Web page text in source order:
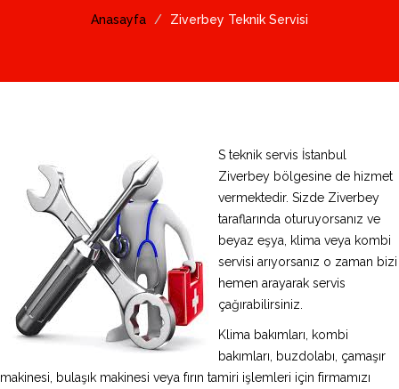
Anasayfa Ziverbey Teknik Servisi
S teknik servis İstanbul
Ziverbey bölgesine de hizmet
vermektedir. Sizde Ziverbey
taraflarında oturuyorsanız ve
beyaz eşya, klima veya kombi
servisi arıyorsanız o zaman bizi
hemen arayarak servis
çağırabilirsiniz.
Klima bakımları, kombi
bakımları, buzdolabı, çamaşır
makinesi, bulaşık makinesi veya fırın tamiri işlemleri için firmamızı